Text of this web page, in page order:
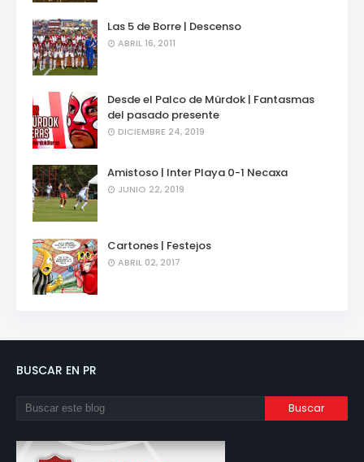
Las 5 de Borre | Descenso
ABRIL 16, 2011
Desde el Palco de Mürdok | Fantasmas
del pasado presente
DICIEMBRE 24, 2019
Amistoso | Inter Playa 0-1 Necaxa
JUNIO 22, 2019
Cartones | Festejos
ABRIL 02, 2017
BUSCAR EN PR